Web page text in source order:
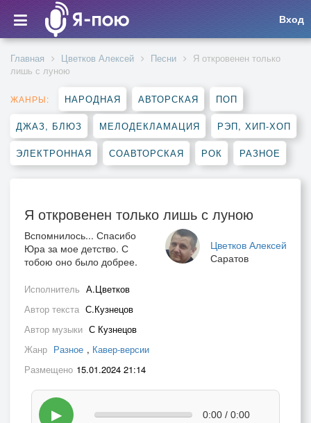
Вход
Главная Цветков Алексей Песни
Я откровенен только
лишь с луною
ЖАНРЫ: НАРОДНАЯ АВТОРСКАЯ ПОП
ДЖАЗ, БЛЮЗ МЕЛОДЕКЛАМАЦИЯ РЭП, ХИП-ХОП
ЭЛЕКТРОННАЯ СОАВТОРСКАЯ РОК РАЗНОЕ
Я откровенен только лишь с луною
Цветков Алексей
Саратов
Вспомнилось... Спасибо
Юра за мое детство. С
тобою оно было добрее.
Исполнитель А.Цветков
Автор текста С.Кузнецов
Автор музыки С Кузнецов
Жанр Разное , Кавер-версии
Размещено 15.01.2024 21:14
▶ 0:00 / 0:00